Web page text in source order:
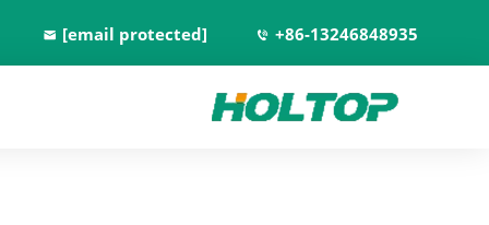
+86-13246848935
[email protected]